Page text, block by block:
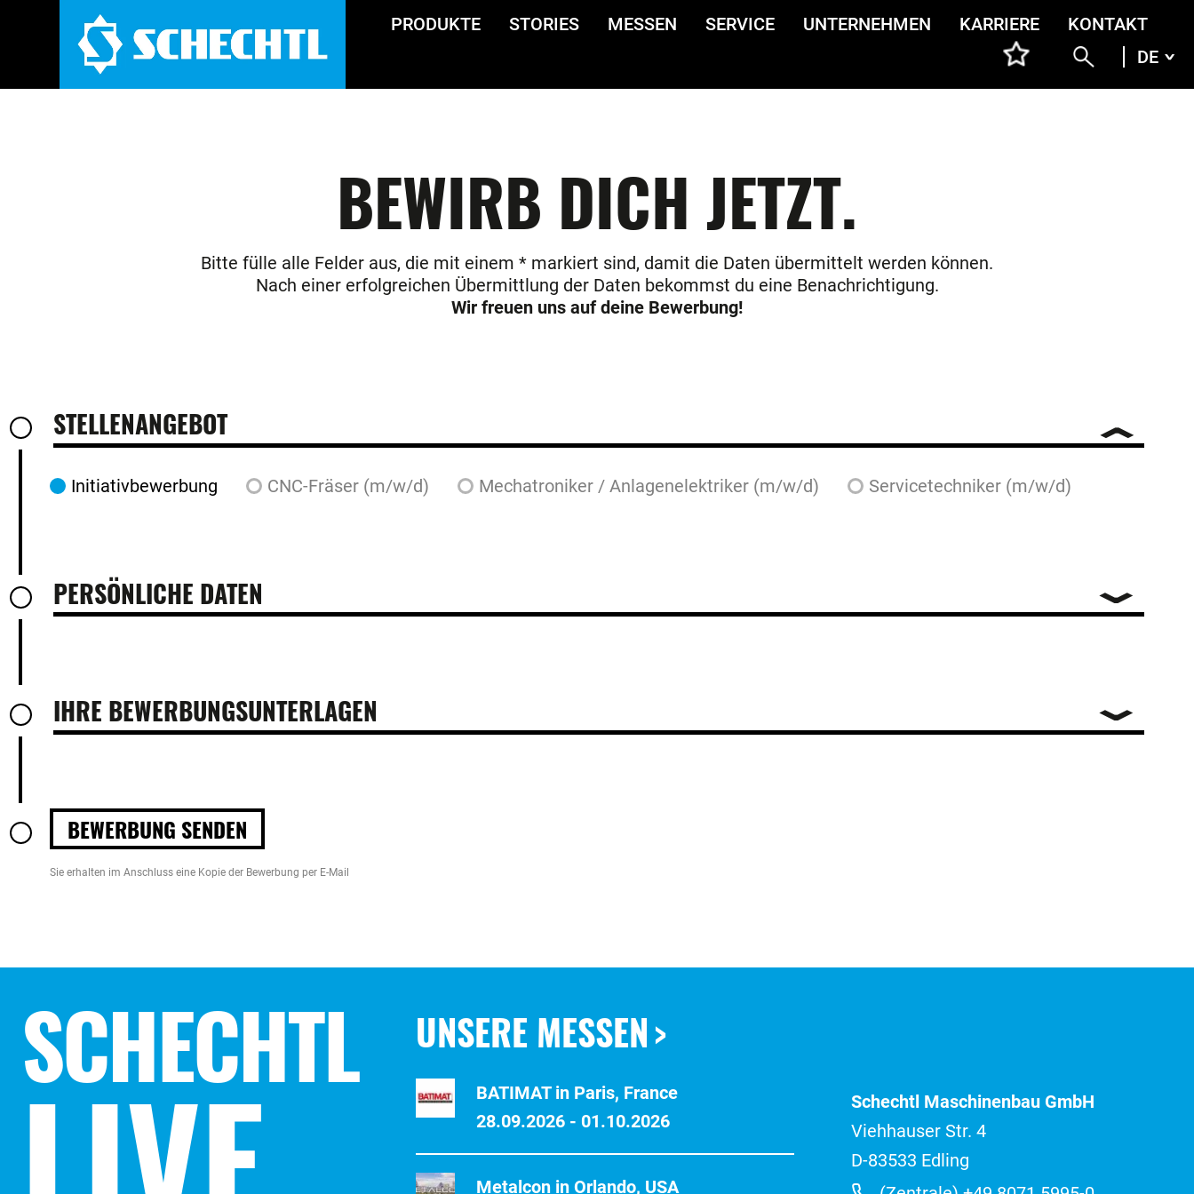
PRODUKTE STORIES MESSEN SERVICE UNTERNEHMEN KARRIERE
KONTAKT
DE
BEWIRB DICH JETZT.
Bitte fülle alle Felder aus, die mit einem * markiert sind, damit die Daten übermittelt werden können.
Nach einer erfolgreichen Übermittlung der Daten bekommst du eine Benachrichtigung.
Wir freuen uns auf deine Bewerbung!
STELLENANGEBOT
Initiativbewerbung CNC-Fräser (m/w/d) Mechatroniker / Anlagenelektriker (m/w/d) Servicetechniker (m/w/d)
PERSÖNLICHE DATEN
IHRE BEWERBUNGSUNTERLAGEN
BEWERBUNG SENDEN
Sie erhalten im Anschluss eine Kopie der Bewerbung per E-Mail
SCHECHTL UNSERE MESSEN
BATIMAT in Paris, France
28.09.2026 - 01.10.2026
Metalcon in Orlando, USA
Schechtl Maschinenbau GmbH
Viehhauser Str. 4
D-83533 Edling